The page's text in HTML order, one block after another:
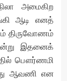
அமைகிற
ஆடி எனத்
திருவோணம்
இதனைக்
பௌர்ணமி
ஆவணி என